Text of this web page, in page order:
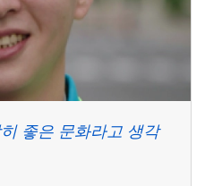
좋은 문화라고 생각